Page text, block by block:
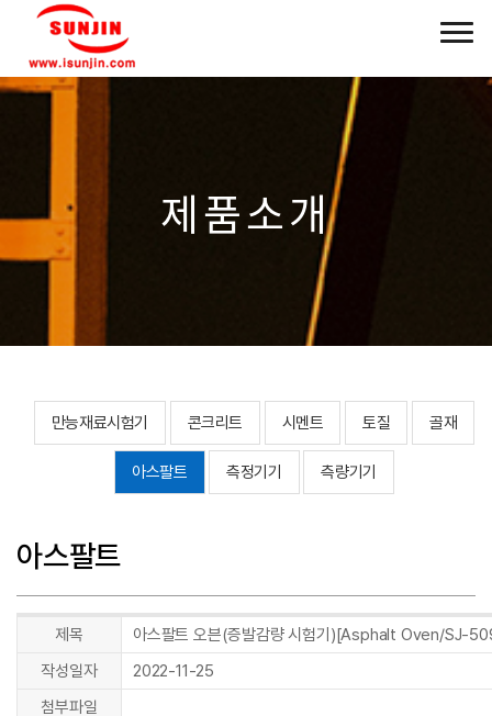
제품소개
만능재료시험기 콘크리트 시멘트 토질 골재
아스팔트 측정기기 측량기기
아스팔트
제목
아스팔트 오븐(증발감량 시험기)[Asphalt Oven/SJ-
작성일자
2022-11-25
첨부파일